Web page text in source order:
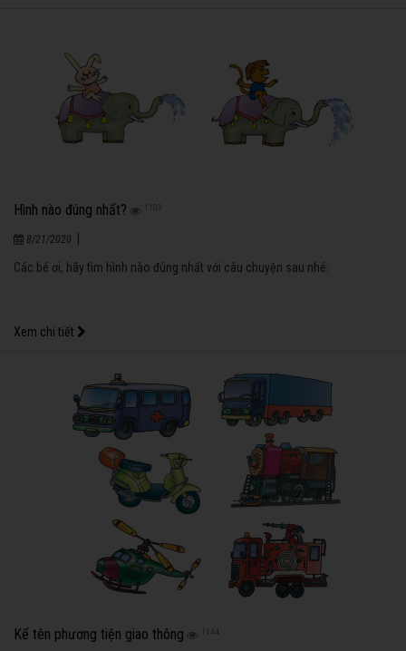
Hình nào đúng nhất? 1103
8/21/2020
Các bé ơi, hãy tìm hình nào đúng nhất với câu chuyện sau nhé:
Xem chi tiết
Kể tên phương tiện giao thông 1144